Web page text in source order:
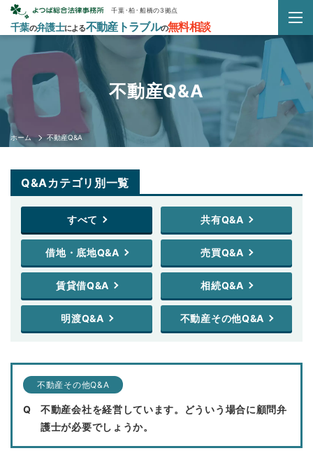
千葉の弁護士による不動産トラブルの無料相談
千葉･柏･船橋の3拠点
不動産Q&A
ホーム 不動産Q&A
Q&Aカテゴリ別一覧
すべて 共有Q&A
借地・底地Q&A 売買Q&A
賃貸借Q&A 相続Q&A
明渡Q&A 不動産その他Q&A
不動産その他Q&A
不動産会社を経営しています。どういう場合に顧問弁
護士が必要でしょうか。